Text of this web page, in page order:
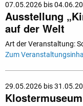
07.05.2026 bis
Ausstellung
auf der Welt
Art der Veranstaltung:
Zum
29.05.2026 bis